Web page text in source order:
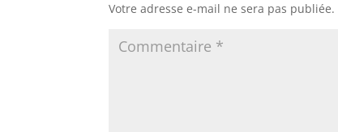
Votre adresse e-mail ne sera pas publiée.